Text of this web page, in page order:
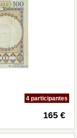
4 participantes
165 €